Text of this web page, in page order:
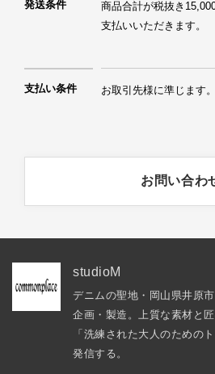
発送条件
商品合計が税抜き
支払いいただきます。
支払い条件 お取引先様に準じます。
お問い合わ
studioM
デニムの聖地・岡山県井原
企画・製造。上質な素材と
「洗練された大人のための
発信する。